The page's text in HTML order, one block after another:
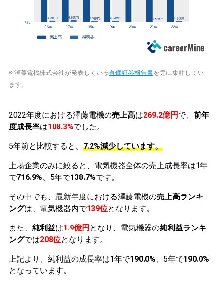
※ 澤藤電機株式会社が発表している有価証券報告書を元に集計してい
ます。
2022年度における澤藤電機の売上高は269.2億円 で、 前年
度成長率は108.3%でした。
5年前と比較すると、 7.2%減少しています。
上場企業のみに絞ると、電気機器全体の売上成長率は1年
で716.9%、5年で138.7%です。
その中でも、最新年度における澤藤電機の売上高ランキ
ングは、電気機器内で139位となります。
また、 純利益は1.9億円 となり、電気機器の純利益ランキ
ングでは208位となります。
上記より、純利益の成長率は1年で190.0%、5年で190.0%
となっています。